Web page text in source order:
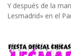
Y después de la
Lesmadrid» en el